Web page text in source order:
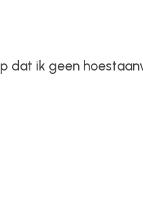
dat ik geen